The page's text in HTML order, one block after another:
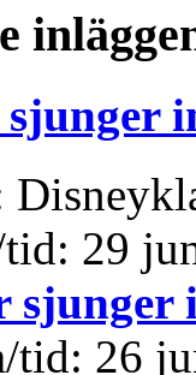
29
sjunger
tid: 26